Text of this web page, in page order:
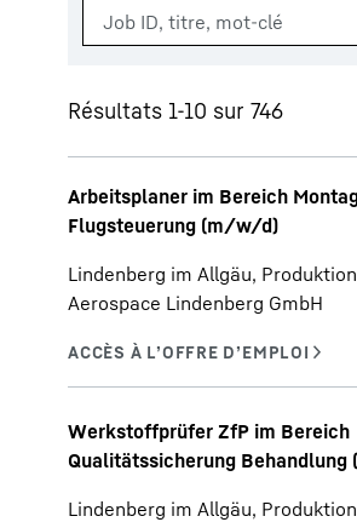
Résultats 1-10 sur 746
Arbeitsplaner im Bereich
Flugsteuerung (m/w/d)
Lindenberg im Allgäu,
Aerospace Lindenberg GmbH
Werkstoffprüfer ZfP im Bereich
Qualitätssicherung
Lindenberg im Allgäu,